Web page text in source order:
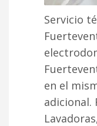
Servicio
en el
adicional.